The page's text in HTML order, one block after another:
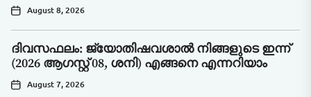
August 8, 2026
ദിവസഫലം: ജ്യോതിഷവശാൽ നിങ്ങളുടെ ഇന്ന്‌
(2026 ആഗസ്റ്റ് 08, ശനി) എങ്ങനെ എന്നറിയാം
August 7, 2026